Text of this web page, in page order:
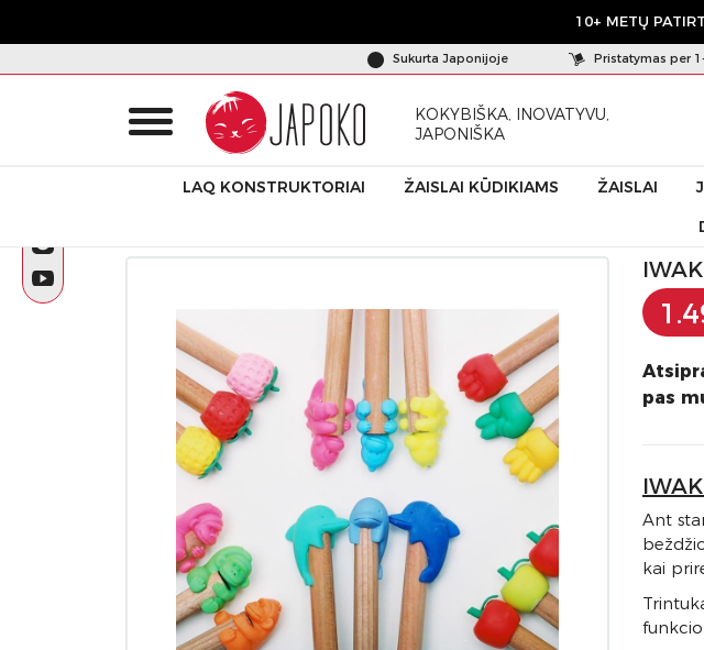
10+ METŲ
Sukurta Japonijoje Pristatymas per
KOKYBIŠKA, INOVATYVU,
JAPONIŠKA
LAQ KONSTRUKTORIAI ŽAISLAI KŪDIKIAMS ŽAISLAI
pas
Ant
kai